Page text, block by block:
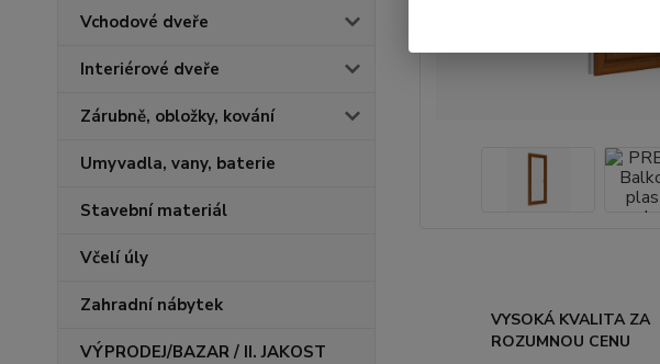
Vchodové dveře
Interiérové dveře
Zárubně, obložky, kování
Umyvadla, vany, baterie
Stavební materiál
Včelí úly
Zahradní nábytek
VÝPRODEJ/BAZAR / II. JAKOST
VYSOKÁ KVALITA ZA
ROZUMNOU CENU